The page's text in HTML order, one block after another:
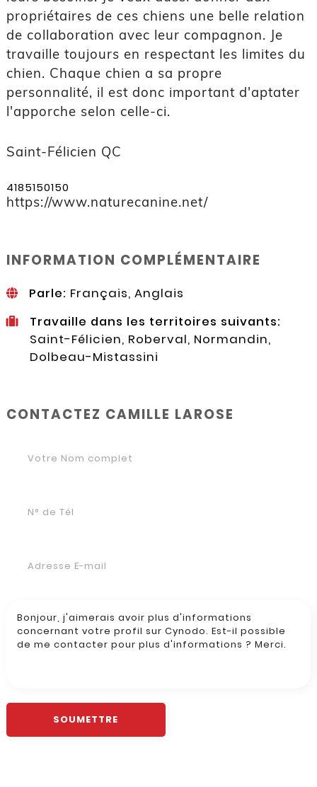
propriétaires de ces chiens une belle relation
de collaboration avec leur compagnon. Je
travaille toujours en respectant les limites du
chien. Chaque chien a sa propre
personnalité, il est donc important d'aptater
l'apporche selon celle-ci.
Saint-Félicien QC
4185150150
https://www.naturecanine.net/
INFORMATION COMPLÉMENTAIRE
Parle: Français, Anglais
Travaille dans les territoires suivants:
Saint-Félicien, Roberval, Normandin,
Dolbeau-Mistassini
CONTACTEZ CAMILLE LAROSE